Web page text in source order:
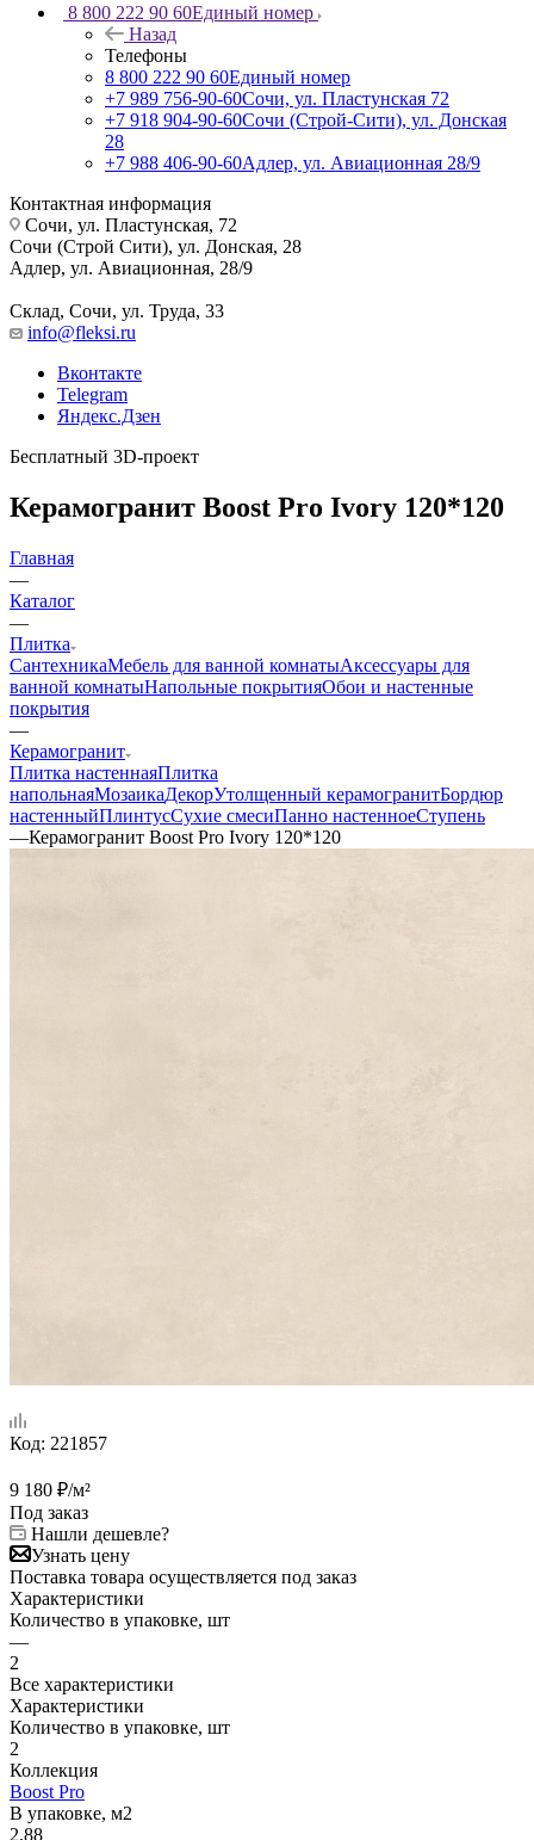
8 800 222 90 60Единый номер
Назад
Телефоны
8 800 222 90 60Единый номер
+7 989 756-90-60Сочи, ул. Пластунская 72
+7 918 904-90-60Сочи (Строй-Сити), ул. Донская
28
+7 988 406-90-60Адлер, ул. Авиационная 28/9
Контактная информация
Сочи, ул. Пластунская, 72
Сочи (Строй Сити), ул. Донская, 28
Адлер, ул. Авиационная, 28/9
Склад, Сочи, ул. Труда, 33
info@fleksi.ru
Вконтакте
Telegram
Яндекс.Дзен
Бесплатный 3D-проект
Керамогранит Boost Pro Ivory 120*120
Главная
—
Каталог
—
Плитка
СантехникаМебель для ванной комнатыАксессуары для
ванной комнатыНапольные покрытияОбои и настенные
покрытия
—
Керамогранит
Плитка настеннаяПлитка
напольнаяМозаикаДекорУтолщенный керамогранитБордюр
настенныйПлинтусСухие смесиПанно настенноеСтупень
—Керамогранит Boost Pro Ivory 120*120
Код: 221857
9 180 ₽/м²
Под заказ
Нашли дешевле?
Узнать цену
Поставка товара осуществляется под заказ
Характеристики
Количество в упаковке, шт
—
2
Все характеристики
Характеристики
Количество в упаковке, шт
2
Коллекция
Boost Pro
В упаковке, м2
2.88